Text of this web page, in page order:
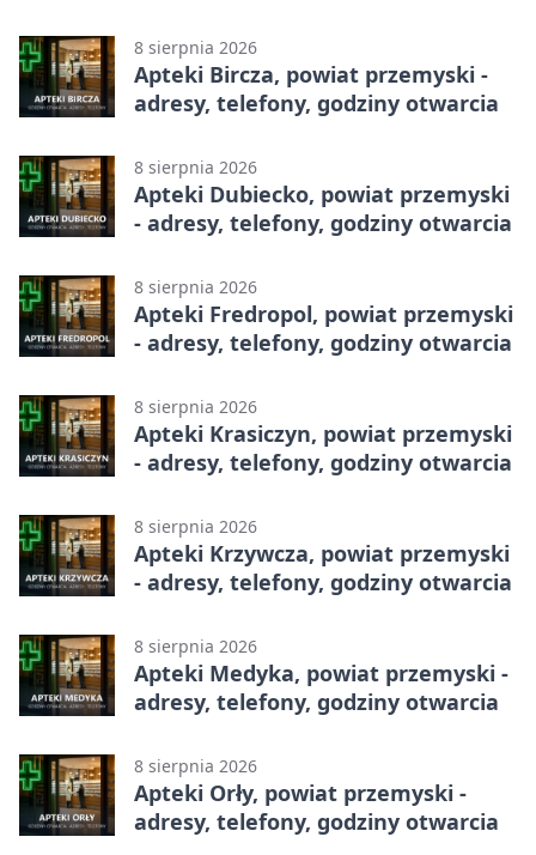
8 sierpnia 2026
Apteki Bircza, powiat przemyski -
adresy, telefony, godziny otwarcia
8 sierpnia 2026
Apteki Dubiecko, powiat przemyski
- adresy, telefony, godziny otwarcia
8 sierpnia 2026
Apteki Fredropol, powiat przemyski
- adresy, telefony, godziny otwarcia
8 sierpnia 2026
Apteki Krasiczyn, powiat przemyski
- adresy, telefony, godziny otwarcia
8 sierpnia 2026
Apteki Krzywcza, powiat przemyski
- adresy, telefony, godziny otwarcia
8 sierpnia 2026
Apteki Medyka, powiat przemyski -
adresy, telefony, godziny otwarcia
8 sierpnia 2026
Apteki Orły, powiat przemyski -
adresy, telefony, godziny otwarcia